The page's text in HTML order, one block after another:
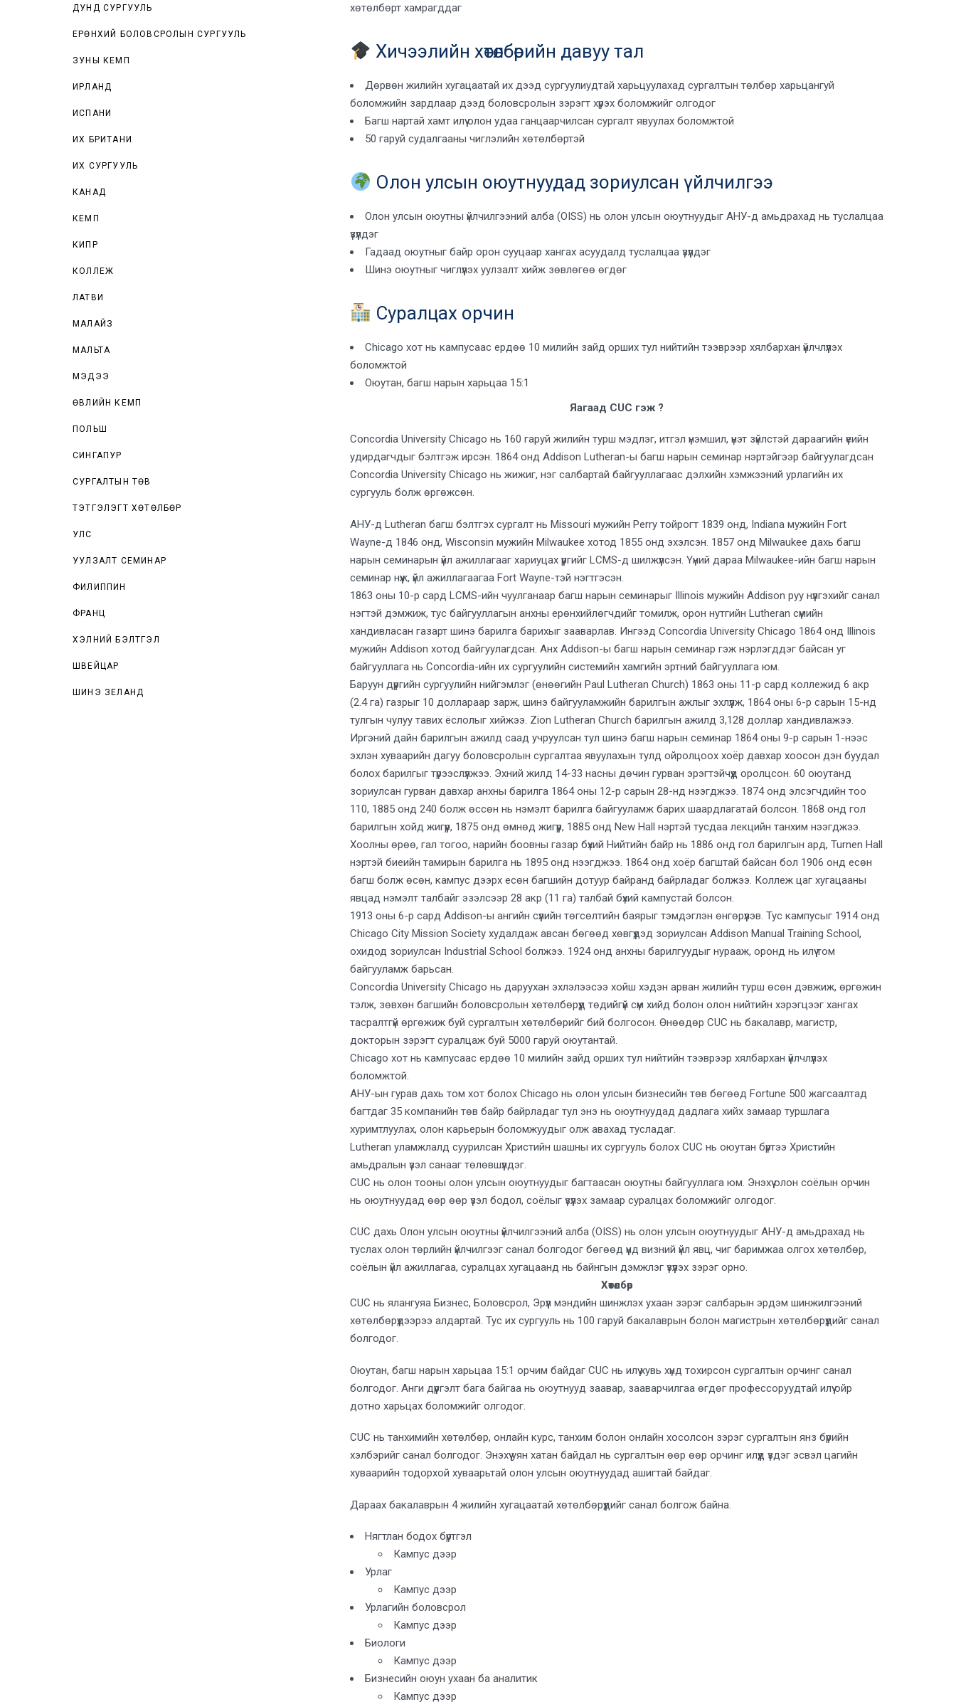
ДУНД СУРГУУЛЬ
ЕРӨНХИЙ БОЛОВСРОЛЫН СУРГУУЛЬ
ЗУНЫ КЕМП
ИРЛАНД
ИСПАНИ
ИХ БРИТАНИ
ИХ СУРГУУЛЬ
КАНАД
КЕМП
КИПР
КОЛЛЕЖ
ЛАТВИ
МАЛАЙЗ
МАЛЬТА
МЭДЭЭ
ӨВЛИЙН КЕМП
ПОЛЬШ
СИНГАПУР
СУРГАЛТЫН ТӨВ
ТЭТГЭЛЭГТ ХӨТӨЛБӨР
УЛС
УУЛЗАЛТ СЕМИНАР
ФИЛИППИН
ФРАНЦ
ХЭЛНИЙ БЭЛТГЭЛ
ШВЕЙЦАР
ШИНЭ ЗЕЛАНД
хөтөлбөрт хамрагддаг
Хичээлийн хөтөлбөрийн давуу тал
Дөрвөн жилийн хугацаатай их дээд сургуулиудтай харьцуулахад сургалтын төлбөр харьцангуй
боломжийн зардлаар дээд боловсролын зэрэгт хүрэх боломжийг олгодог
Багш нартай хамт илүү олон удаа ганцаарчилсан сургалт явуулах боломжтой
50 гаруй судалгааны чиглэлийн хөтөлбөртэй
Олон улсын оюутнуудад зориулсан үйлчилгээ
Олон улсын оюутны үйлчилгээний алба (OISS) нь олон улсын оюутнуудыг АНУ-д амьдрахад нь туслалцаа
үзүүлдэг
Гадаад оюутныг байр орон сууцаар хангах асуудалд туслалцаа үзүүлдэг
Шинэ оюутныг чиглүүлэх уулзалт хийж зөвлөгөө өгдөг
Суралцах орчин
Chicago хот нь кампусаас ердөө 10 милийн зайд орших тул нийтийн тээврээр хялбархан үйлчлүүлэх
боломжтой
Оюутан, багш нарын харьцаа 15:1
Яагаад CUC гэж ?
Concordia University Chicago нь 160 гаруй жилийн турш мэдлэг, итгэл үнэмшил, үнэт зүйлстэй дараагийн үеийн
удирдагчдыг бэлтгэж ирсэн. 1864 онд Addison Lutheran-ы багш нарын семинар нэртэйгээр байгуулагдсан
Concordia University Chicago нь жижиг, нэг салбартай байгууллагаас дэлхийн хэмжээний урлагийн их
сургууль болж өргөжсөн.
АНУ-д Lutheran багш бэлтгэх сургалт нь Missouri мужийн Perry тойрогт 1839 онд, Indiana мужийн Fort
Wayne-д 1846 онд, Wisconsin мужийн Milwaukee хотод 1855 онд эхэлсэн. 1857 онд Milwaukee дахь багш
нарын семинарын үйл ажиллагааг хариуцах үүргийг LCMS-д шилжүүлсэн. Үүний дараа Milwaukee-ийн багш нарын
семинар нүүж, үйл ажиллагаагаа Fort Wayne-тэй нэгтгэсэн.
1863 оны 10-р сард LCMS-ийн чуулганаар багш нарын семинарыг Illinois мужийн Addison руу нүүлгэхийг санал
нэгтэй дэмжиж, тус байгууллагын анхны ерөнхийлөгчдийг томилж, орон нутгийн Lutheran сүмийн
хандивласан газарт шинэ барилга барихыг зааварлав. Ингээд Concordia University Chicago 1864 онд Illinois
мужийн Addison хотод байгуулагдсан. Анх Addison-ы багш нарын семинар гэж нэрлэгддэг байсан уг
байгууллага нь Concordia-ийн их сургуулийн системийн хамгийн эртний байгууллага юм.
Баруун дүүргийн сургуулийн нийгэмлэг (өнөөгийн Paul Lutheran Church) 1863 оны 11-р сард коллежид 6 акр
(2.4 га) газрыг 10 доллараар зарж, шинэ байгууламжийн барилгын ажлыг эхлүүлж, 1864 оны 6-р сарын 15-нд
тулгын чулуу тавих ёслолыг хийжээ. Zion Lutheran Church барилгын ажилд 3,128 доллар хандивлажээ.
Иргэний дайн барилгын ажилд саад учруулсан тул шинэ багш нарын семинар 1864 оны 9-р сарын 1-нээс
эхлэн хуваарийн дагуу боловсролын сургалтаа явуулахын тулд ойролцоох хоёр давхар хоосон дэн буудал
болох барилгыг түрээслүүлжээ. Эхний жилд 14-33 насны дөчин гурван эрэгтэйчүүд оролцсон. 60 оюутанд
зориулсан гурван давхар анхны барилга 1864 оны 12-р сарын 28-нд нээгджээ. 1874 онд элсэгчдийн тоо
110, 1885 онд 240 болж өссөн нь нэмэлт барилга байгууламж барих шаардлагатай болсон. 1868 онд гол
барилгын хойд жигүүр, 1875 онд өмнөд жигүүр, 1885 онд New Hall нэртэй тусдаа лекцийн танхим нээгджээ.
Хоолны өрөө, гал тогоо, нарийн боовны газар бүхий Нийтийн байр нь 1886 онд гол барилгын ард, Turnen Hall
нэртэй биеийн тамирын барилга нь 1895 онд нээгджээ. 1864 онд хоёр багштай байсан бол 1906 онд есөн
багш болж өсөн, кампус дээрх есөн багшийн дотуур байранд байрладаг болжээ. Коллеж цаг хугацааны
явцад нэмэлт талбайг эзэлсээр 28 акр (11 га) талбай бүхий кампустай болсон.
1913 оны 6-р сард Addison-ы ангийн сүүлийн төгсөлтийн баярыг тэмдэглэн өнгөрүүлэв. Тус кампусыг 1914 онд
Chicago City Mission Society худалдаж авсан бөгөөд хөвгүүдэд зориулсан Addison Manual Training School,
охидод зориулсан Industrial School болжээ. 1924 онд анхны барилгуудыг нурааж, оронд нь илүү том
байгууламж барьсан.
Concordia University Chicago нь даруухан эхлэлээсээ хойш хэдэн арван жилийн турш өсөн дэвжиж, өргөжин
тэлж, зөвхөн багшийн боловсролын хөтөлбөрүүд төдийгүй сүм хийд болон олон нийтийн хэрэгцээг хангах
тасралтгүй өргөжиж буй сургалтын хөтөлбөрийг бий болгосон. Өнөөдөр CUC нь бакалавр, магистр,
докторын зэрэгт суралцаж буй 5000 гаруй оюутантай.
Chicago хот нь кампусаас ердөө 10 милийн зайд орших тул нийтийн тээврээр хялбархан үйлчлүүлэх
боломжтой.
АНУ-ын гурав дахь том хот болох Chicago нь олон улсын бизнесийн төв бөгөөд Fortune 500 жагсаалтад
багтдаг 35 компанийн төв байр байрладаг тул энэ нь оюутнуудад дадлага хийх замаар туршлага
хуримтлуулах, олон карьерын боломжуудыг олж авахад тусладаг.
Lutheran уламжлалд суурилсан Христийн шашны их сургууль болох CUC нь оюутан бүртээ Христийн
амьдралын үзэл санааг төлөвшүүлдэг.
CUC нь олон тооны олон улсын оюутнуудыг багтаасан оюутны байгууллага юм. Энэхүү олон соёлын орчин
нь оюутнуудад өөр өөр үзэл бодол, соёлыг үзүүлэх замаар суралцах боломжийг олгодог.
CUC дахь Олон улсын оюутны үйлчилгээний алба (OISS) нь олон улсын оюутнуудыг АНУ-д амьдрахад нь
туслах олон төрлийн үйлчилгээг санал болгодог бөгөөд үүнд визний үйл явц, чиг баримжаа олгох хөтөлбөр,
соёлын үйл ажиллагаа, суралцах хугацаанд нь байнгын дэмжлэг үзүүлэх зэрэг орно.
Хөтөлбөр
CUC нь ялангуяа Бизнес, Боловсрол, Эрүүл мэндийн шинжлэх ухаан зэрэг салбарын эрдэм шинжилгээний
хөтөлбөрүүдээрээ алдартай. Тус их сургууль нь 100 гаруй бакалаврын болон магистрын хөтөлбөрүүдийг санал
болгодог.
Оюутан, багш нарын харьцаа 15:1 орчим байдаг CUC нь илүү хувь хүнд тохирсон сургалтын орчинг санал
болгодог. Анги дүүргэлт бага байгаа нь оюутнууд заавар, зааварчилгаа өгдөг профессоруудтай илүү ойр
дотно харьцах боломжийг олгодог.
CUC нь танхимийн хөтөлбөр, онлайн курс, танхим болон онлайн хосолсон зэрэг сургалтын янз бүрийн
хэлбэрийг санал болгодог. Энэхүү уян хатан байдал нь сургалтын өөр өөр орчинг илүүд үздэг эсвэл цагийн
хуваарийн тодорхой хуваарьтай олон улсын оюутнуудад ашигтай байдаг.
Дараах бакалаврын 4 жилийн хугацаатай хөтөлбөрүүдийг санал болгож байна.
Нягтлан бодох бүртгэл
Кампус дээр
Урлаг
Кампус дээр
Урлагийн боловсрол
Кампус дээр
Биологи
Кампус дээр
Бизнесийн оюун ухаан ба аналитик
Кампус дээр